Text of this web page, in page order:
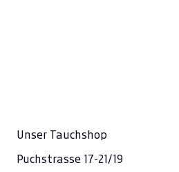
Unser Tauchshop
Puchstrasse 17-21/19